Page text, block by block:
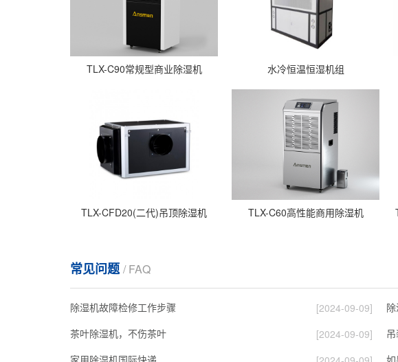
TLX-C90常规型商业除湿机 水冷恒温恒湿机组
TLX-CFD20(二代)吊顶除湿机 TLX-C60高性能商用除湿机
常见问题/ FAQ
除湿机故障检修工作步骤 [2024-09-09]
茶叶除湿机，不伤茶叶
[2024-09-09]
家用除湿机国际快递